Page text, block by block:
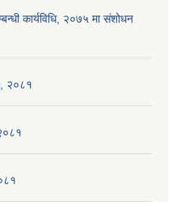
कार्यविधि, २०७५ मा संशोधन
२०८१